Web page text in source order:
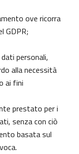
ove ricorra
GDPR;
personali,
alla necessità
ai fini
prestato per i
senza con ciò
basata sul